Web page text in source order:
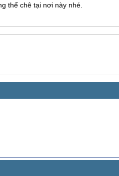
thể chê tại nơi này nhé.